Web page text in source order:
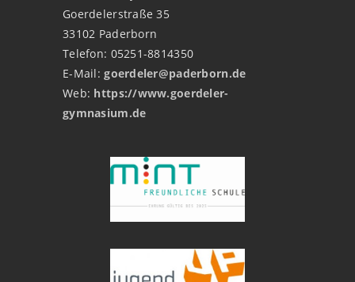
Goerdelerstraße 35
33102 Paderborn
Telefon: 05251-8814350
E-Mail:goerdeler@paderborn.de
Web: https://www.goerdeler-
gymnasium.de